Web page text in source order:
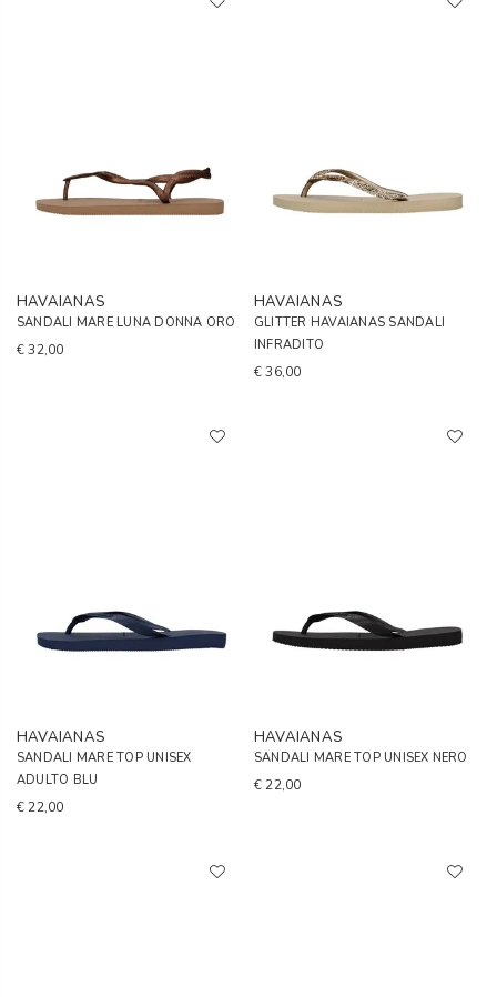
HAVAIANAS
SANDALI MARE LUNA DONNA ORO
€ 32,00
HAVAIANAS
GLITTER HAVAIANAS SANDALI
INFRADITO
€ 36,00
HAVAIANAS
SANDALI MARE TOP UNISEX
ADULTO BLU
€ 22,00
HAVAIANAS
SANDALI MARE TOP UNISEX NERO
€ 22,00